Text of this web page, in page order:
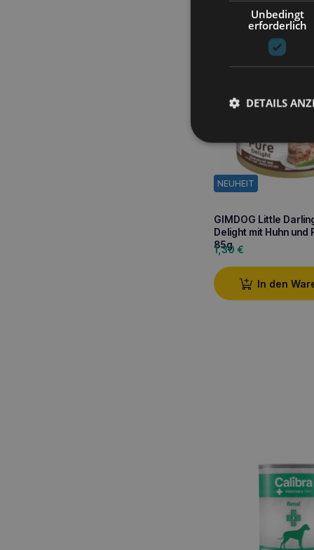
In den
NEUHEIT
GIMDOG Little
Delight mit Huhn und
85g
1,30 €
In den
Unbedingt
erforderlich
DETAILS